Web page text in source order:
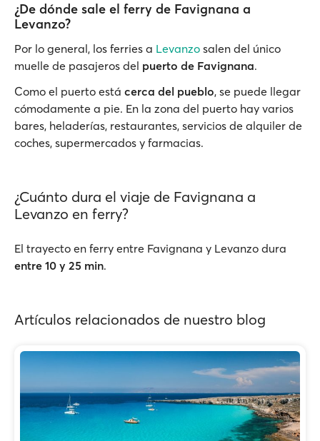
¿De dónde sale el ferry de Favignana a
Levanzo?
Por lo general, los ferries a Levanzo salen del único
muelle de pasajeros del puerto de Favignana.
Como el puerto está cerca del pueblo, se puede llegar
cómodamente a pie. En la zona del puerto hay varios
bares, heladerías, restaurantes, servicios de alquiler de
coches, supermercados y farmacias.
¿Cuánto dura el viaje de Favignana a
Levanzo en ferry?
El trayecto en ferry entre Favignana y Levanzo dura
entre 10 y 25 min.
Artículos relacionados de nuestro blog